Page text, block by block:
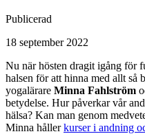
Publicerad
18 september 2022
Nu när hösten dragit igång för
halsen för att hinna med allt så
yogalärare Minna Fahlström
betydelse. Hur påverkar vår
hälsa? Kan man genom
Minna hållerkurser i andning